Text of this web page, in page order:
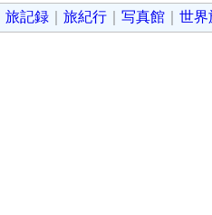
旅記録｜ 旅紀行｜ 写真館｜ 世界